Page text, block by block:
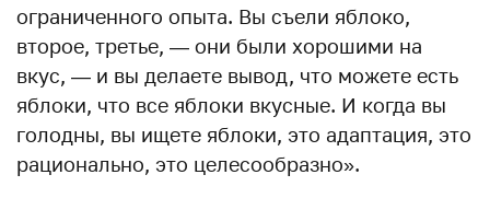
ограниченного опыта. Вы съели яблоко,
второе, третье, — они были хорошими на
вкус, — и вы делаете вывод, что можете есть
яблоки, что все яблоки вкусные. И когда вы
голодны, вы ищете яблоки, это адаптация, это
рационально, это целесообразно».